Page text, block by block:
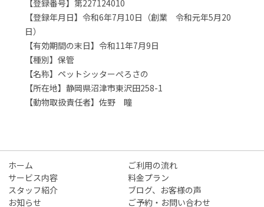
【登録番号】第227124010
【登録年月日】令和6年7月10日（創業 令和元年5月20
日）
【有効期間の末日】令和11年7月9日
【種別】保管
【名称】ペットシッターぺろさの
【所在地】静岡県沼津市東沢田258-1
【動物取扱責任者】佐野 瞳
ホーム
ご利用の流れ
サービス内容
料金プラン
スタッフ紹介
ブログ、お客様の声
お知らせ
ご予約・お問い合わせ